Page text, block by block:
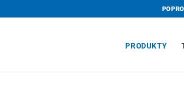
PRODUKTY